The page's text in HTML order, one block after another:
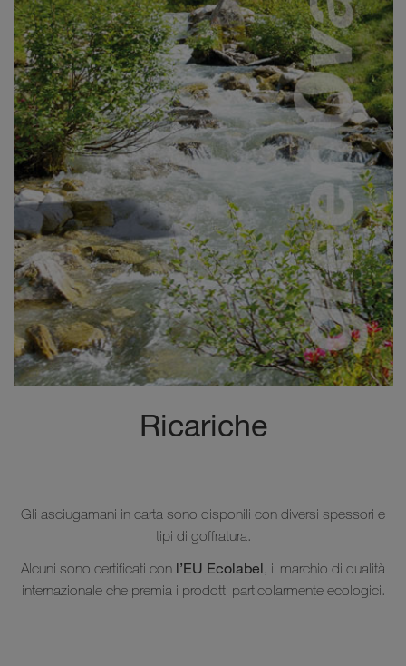
Ricariche
Gli asciugamani in carta sono disponili con diversi spessori e
tipi di goffratura.
Alcuni sono certificati con l’EU Ecolabel, il marchio di qualità
internazionale che premia i prodotti particolarmente ecologici.